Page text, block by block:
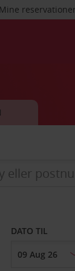
Mine reservationer
DATO TIL